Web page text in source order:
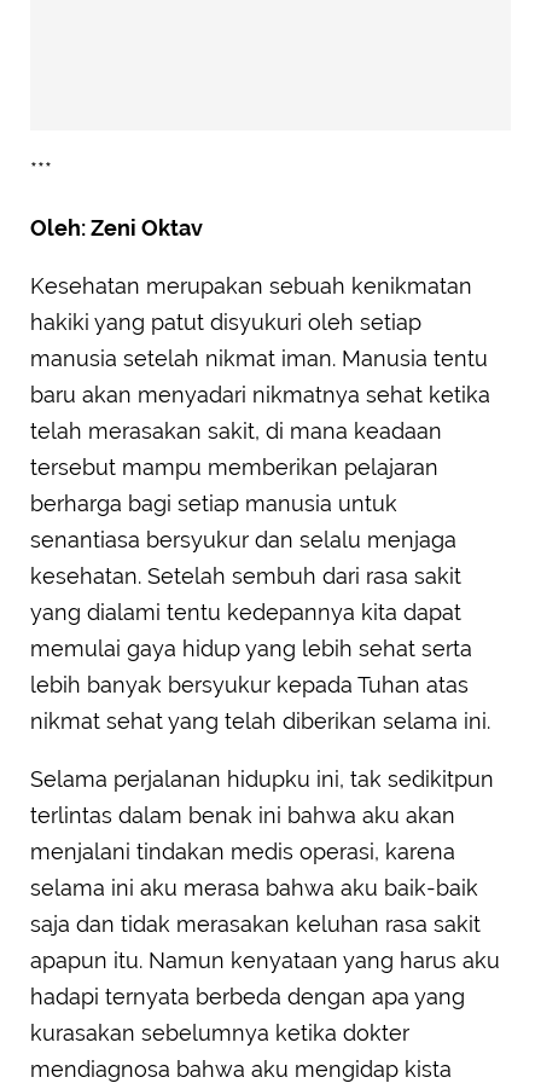
***
Oleh: Zeni Oktav
Kesehatan merupakan sebuah kenikmatan
hakiki yang patut disyukuri oleh setiap
manusia setelah nikmat iman. Manusia tentu
baru akan menyadari nikmatnya sehat ketika
telah merasakan sakit, di mana keadaan
tersebut mampu memberikan pelajaran
berharga bagi setiap manusia untuk
senantiasa bersyukur dan selalu menjaga
kesehatan. Setelah sembuh dari rasa sakit
yang dialami tentu kedepannya kita dapat
memulai gaya hidup yang lebih sehat serta
lebih banyak bersyukur kepada Tuhan atas
nikmat sehat yang telah diberikan selama ini.
Selama perjalanan hidupku ini, tak sedikitpun
terlintas dalam benak ini bahwa aku akan
menjalani tindakan medis operasi, karena
selama ini aku merasa bahwa aku baik-baik
saja dan tidak merasakan keluhan rasa sakit
apapun itu. Namun kenyataan yang harus aku
hadapi ternyata berbeda dengan apa yang
kurasakan sebelumnya ketika dokter
mendiagnosa bahwa aku mengidap kista